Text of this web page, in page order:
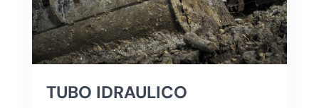
TUBO IDRAULICO